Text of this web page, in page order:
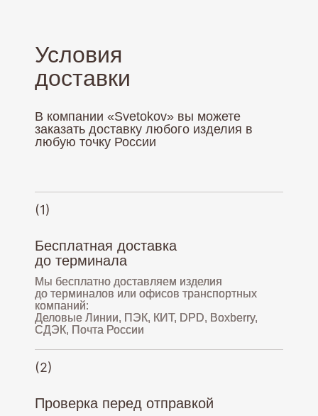
Мы бесплатно доставляем изделия
до терминалов или офисов транспортных
компаний:
Деловые Линии, ПЭК, КИТ, DPD, Boxberry,
СДЭК, Почта России
Проверка перед отправкой
Бесплатная доставка
до терминала
(2)
(1)
В компании «Svetokov» вы можете
заказать доставку любого изделия в
любую точку России
Условия
доставки